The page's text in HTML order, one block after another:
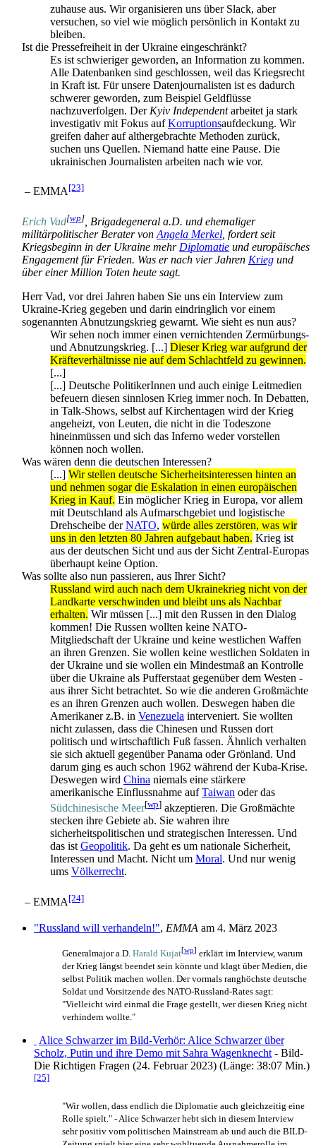
zuhause aus. Wir organisieren uns über Slack, aber
versuchen, so viel wie möglich persönlich in Kontakt zu
bleiben.
Ist die Pressefreiheit in der Ukraine eingeschränkt?
Es ist schwieriger geworden, an Information zu kommen.
Alle Datenbanken sind geschlossen, weil das Kriegsrecht
in Kraft ist. Für unsere Daten­journalisten ist es dadurch
schwerer geworden, zum Beispiel Geldflüsse
nachzuverfolgen. Der Kyiv Independentarbeitet ja stark
investigativ mit Fokus aufKorruptions­aufdeckung. Wir
greifen daher auf althergebrachte Methoden zurück,
suchen uns Quellen. Niemand hatte eine Pause. Die
ukrainischen Journalisten arbeiten nach wie vor.
– EMMA [23]
Erich Vad[wp] , Brigadegeneral a.D. und ehemaliger
militärpolitischer Berater von Angela Merkel , fordert seit
Kriegsbeginn in der Ukraine mehr Diplomatie und europäisches
Engagement für Frieden. Was er nach vier Jahren Krieg und
über einer Million Toten heute sagt.
Herr Vad, vor drei Jahren haben Sie uns ein Interview zum
Ukraine-Krieg gegeben und darin eindringlich vor einem
sogenannten Abnutzungskrieg gewarnt. Wie sieht es nun aus?
Wir sehen noch immer einen vernichtenden Zermürbungs-
und Abnutzungskrieg. [...] Dieser Krieg war aufgrund der
Kräfteverhältnisse nie auf dem Schlachtfeld zu gewinnen.
[...]
[...] Deutsche PolitikerInnen und auch einige Leitmedien
befeuern diesen sinnlosen Krieg immer noch. In Debatten,
in Talk-Shows, selbst auf Kirchentagen wird der Krieg
angeheizt, von Leuten, die nicht in die Todeszone
hineinmüssen und sich das Inferno weder vorstellen
können noch wollen.
Was wären denn die deutschen Interessen?
[...] Wir stellen deutsche Sicherheitsinteressen hinten an
und nehmen sogar die Eskalation in einen europäischen
Krieg in Kauf. Ein möglicher Krieg in Europa, vor allem
mit Deutschland als Aufmarschgebiet und logistische
Drehscheibe derNATO, würde alles zerstören, was wir
uns in den letzten 80 Jahren aufgebaut haben. Krieg ist
aus der deutschen Sicht und aus der Sicht Zentral-Europas
überhaupt keine Option.
Was sollte also nun passieren, aus Ihrer Sicht?
Russland wird auch nach dem Ukrainekrieg nicht von der
Landkarte verschwinden und bleibt uns als Nachbar
erhalten. Wir müssen [...] mit den Russen in den Dialog
kommen! Die Russen wollten keine NATO-
Mitgliedschaft der Ukraine und keine westlichen Waffen
an ihren Grenzen. Sie wollen keine westlichen Soldaten in
der Ukraine und sie wollen ein Mindestmaß an Kontrolle
über die Ukraine als Pufferstaat gegenüber dem Westen -
aus ihrer Sicht betrachtet. So wie die anderen Großmächte
es an ihren Grenzen auch wollen. Deswegen haben die
Amerikaner z.B. in Venezuela interveniert. Sie wollten
nicht zulassen, dass die Chinesen und Russen dort
politisch und wirtschaftlich Fuß fassen. Ähnlich verhalten
sie sich aktuell gegenüber Panama oder Grönland. Und
darum ging es auch schon 1962 während der Kuba-Krise.
Deswegen wird China niemals eine stärkere
amerikanische Einflussnahme aufTaiwan oder das
Südchinesische Meer[wp] akzeptieren. Die Großmächte
stecken ihre Gebiete ab. Sie wahren ihre
sicherheitspolitischen und strategischen Interessen. Und
das ist Geopolitik. Da geht es um nationale Sicherheit,
Interessen und Macht. Nicht um Moral. Und nur wenig
ums Völkerrecht.
– EMMA [24]
"Russland will verhandeln!", EMMA am 4. März 2023
Generalmajor a.D. Harald Kujat[wp] erklärt im Interview, warum
der Krieg längst beendet sein könnte und klagt über Medien, die
selbst Politik machen wollen. Der vormals ranghöchste deutsche
Soldat und Vorsitzende des NATO-Russland-Rates sagt:
"Vielleicht wird einmal die Frage gestellt, wer diesen Krieg nicht
verhindern wollte."
Alice Schwarzer im Bild-Verhör: Alice Schwarzer über
Scholz, Putin und ihre Demo mit Sahra Wagenknecht - Bild-
Die Richtigen Fragen (24. Februar 2023) (Länge: 38:07 Min.)
[25]
"Wir wollen, dass endlich die Diplomatie auch gleichzeitig eine
Rolle spielt." - Alice Schwarzer hebt sich in diesem Interview
sehr positiv vom politischen Mainstream ab und auch die BILD-